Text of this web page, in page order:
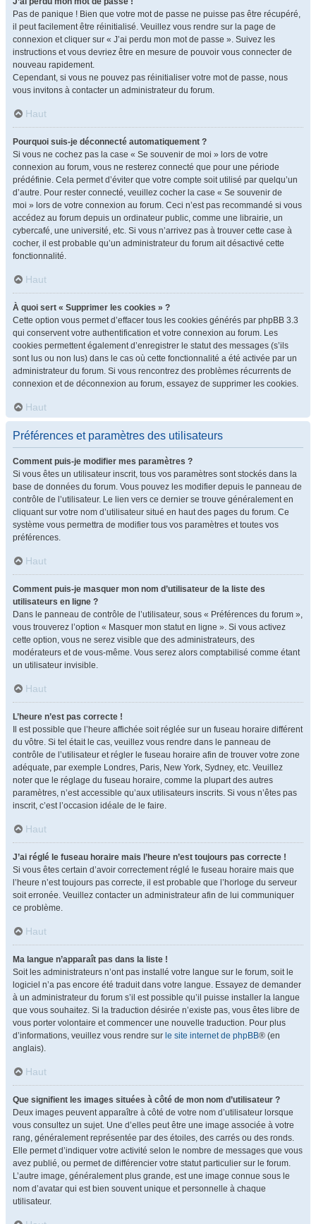
Pas de panique ! Bien que votre mot de passe ne puisse pas être récupéré,
il peut facilement être réinitialisé. Veuillez vous rendre sur la page de
connexion et cliquer sur « J’ai perdu mon mot de passe ». Suivez les
instructions et vous devriez être en mesure de pouvoir vous connecter de
nouveau rapidement.
Cependant, si vous ne pouvez pas réinitialiser votre mot de passe, nous
vous invitons à contacter un administrateur du forum.
Haut
Pourquoi suis-je déconnecté automatiquement ?
Si vous ne cochez pas la case « Se souvenir de moi » lors de votre
connexion au forum, vous ne resterez connecté que pour une période
prédéfinie. Cela permet d’éviter que votre compte soit utilisé par quelqu’un
d’autre. Pour rester connecté, veuillez cocher la case « Se souvenir de
moi » lors de votre connexion au forum. Ceci n’est pas recommandé si vous
accédez au forum depuis un ordinateur public, comme une librairie, un
cybercafé, une université, etc. Si vous n’arrivez pas à trouver cette case à
cocher, il est probable qu’un administrateur du forum ait désactivé cette
fonctionnalité.
Haut
À quoi sert « Supprimer les cookies » ?
Cette option vous permet d’effacer tous les cookies générés par phpBB 3.3
qui conservent votre authentification et votre connexion au forum. Les
cookies permettent également d’enregistrer le statut des messages (s’ils
sont lus ou non lus) dans le cas où cette fonctionnalité a été activée par un
administrateur du forum. Si vous rencontrez des problèmes récurrents de
connexion et de déconnexion au forum, essayez de supprimer les cookies.
Haut
Préférences et paramètres des utilisateurs
Comment puis-je modifier mes paramètres ?
Si vous êtes un utilisateur inscrit, tous vos paramètres sont stockés dans la
base de données du forum. Vous pouvez les modifier depuis le panneau de
contrôle de l’utilisateur. Le lien vers ce dernier se trouve généralement en
cliquant sur votre nom d’utilisateur situé en haut des pages du forum. Ce
système vous permettra de modifier tous vos paramètres et toutes vos
préférences.
Haut
Comment puis-je masquer mon nom d’utilisateur de la liste des
utilisateurs en ligne ?
Dans le panneau de contrôle de l’utilisateur, sous « Préférences du forum »,
vous trouverez l’option « Masquer mon statut en ligne ». Si vous activez
cette option, vous ne serez visible que des administrateurs, des
modérateurs et de vous-même. Vous serez alors comptabilisé comme étant
un utilisateur invisible.
Haut
L’heure n’est pas correcte !
Il est possible que l’heure affichée soit réglée sur un fuseau horaire différent
du vôtre. Si tel était le cas, veuillez vous rendre dans le panneau de
contrôle de l’utilisateur et régler le fuseau horaire afin de trouver votre zone
adéquate, par exemple Londres, Paris, New York, Sydney, etc. Veuillez
noter que le réglage du fuseau horaire, comme la plupart des autres
paramètres, n’est accessible qu’aux utilisateurs inscrits. Si vous n’êtes pas
inscrit, c’est l’occasion idéale de le faire.
Haut
J’ai réglé le fuseau horaire mais l’heure n’est toujours pas correcte !
Si vous êtes certain d’avoir correctement réglé le fuseau horaire mais que
l’heure n’est toujours pas correcte, il est probable que l’horloge du serveur
soit erronée. Veuillez contacter un administrateur afin de lui communiquer
ce problème.
Haut
Ma langue n’apparaît pas dans la liste !
Soit les administrateurs n’ont pas installé votre langue sur le forum, soit le
logiciel n’a pas encore été traduit dans votre langue. Essayez de demander
à un administrateur du forum s’il est possible qu’il puisse installer la langue
que vous souhaitez. Si la traduction désirée n’existe pas, vous êtes libre de
vous porter volontaire et commencer une nouvelle traduction. Pour plus
d’informations, veuillez vous rendre sur le site internet de phpBB® (en
anglais).
Haut
Que signifient les images situées à côté de mon nom d’utilisateur ?
Deux images peuvent apparaître à côté de votre nom d’utilisateur lorsque
vous consultez un sujet. Une d’elles peut être une image associée à votre
rang, généralement représentée par des étoiles, des carrés ou des ronds.
Elle permet d’indiquer votre activité selon le nombre de messages que vous
avez publié, ou permet de différencier votre statut particulier sur le forum.
L’autre image, généralement plus grande, est une image connue sous le
nom d’avatar qui est bien souvent unique et personnelle à chaque
utilisateur.